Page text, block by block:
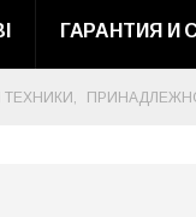
ГАРАНТИЯ И
,